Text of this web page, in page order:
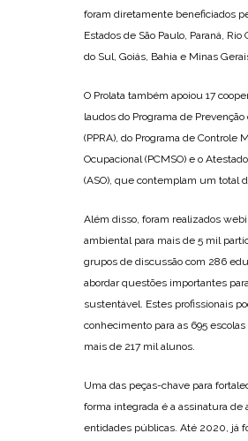
foram diretamente beneficiados
Estados de São Paulo, Paraná,
do Sul, Goiás, Bahia e Minas
O Prolata também apoiou 17
laudos do Programa de
(PPRA), do Programa de Controle
Ocupacional (PCMSO) e o
(ASO), que contemplam um total
Além disso, foram realizados
ambiental para mais de 5 mil
grupos de discussão com 286
abordar questões importantes
sustentável. Estes profissionais
conhecimento para as 695
mais de 217 mil alunos.
Uma das peças-chave para
forma integrada é a assinatura de
entidades públicas. Até 2020, já